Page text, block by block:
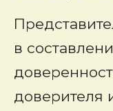
в
доверителя